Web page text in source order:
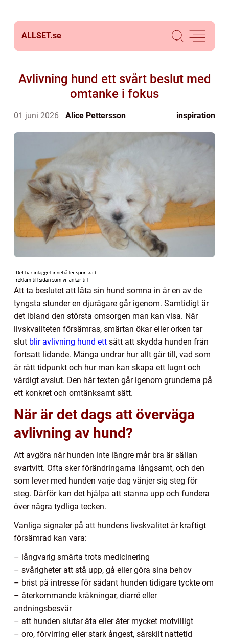
ALLSET.se
Avlivning hund ett svårt beslut med
omtanke i fokus
01 juni 2026 Alice Pettersson inspiration
Att ta beslutet att låta sin hund somna in är en av de
tyngsta stunder en djurägare går igenom. Samtidigt är
det ibland den största omsorgen man kan visa. När
livskvaliteten försämras, smärtan ökar eller orken tar
slut blir avlivning hund ett sätt att skydda hunden från
fortsatt lidande. Många undrar hur allt går till, vad som
är rätt tidpunkt och hur man kan skapa ett lugnt och
värdigt avslut. Den här texten går igenom grunderna på
ett konkret och omtänksamt sätt.
När är det dags att överväga
avlivning av hund?
Att avgöra när hunden inte längre mår bra är sällan
svartvitt. Ofta sker förändringarna långsamt, och den
som lever med hunden varje dag vänjer sig steg för
steg. Därför kan det hjälpa att stanna upp och fundera
över några tydliga tecken.
Vanliga signaler på att hundens livskvalitet är kraftigt
försämrad kan vara:
– långvarig smärta trots medicinering
– svårigheter att stå upp, gå eller göra sina behov
– brist på intresse för sådant hunden tidigare tyckte om
– återkommande kräkningar, diarré eller
andningsbesvär
– att hunden slutar äta eller äter mycket motvilligt
– oro, förvirring eller stark ångest, särskilt nattetid